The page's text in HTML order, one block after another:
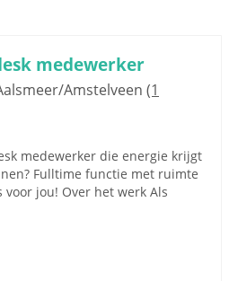
medewerker
Amstelveen (1
medewerker die energie krijgt
Fulltime functie met ruimte
jou! Over het werk Als